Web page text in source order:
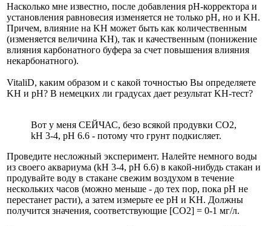
Насколько мне известно, после добавления pH-корректора и
установления равновесия изменяется не только pH, но и KH.
Причем, влияние на KH может быть как количественным
(изменяется величина KH), так и качественным (понижение
влияния карбонатного буфера за счет повышения влияния
некарбонатного).
VitaliD, каким образом и с какой точностью Вы определяете
KH и pH? В немецких ли градусах дает результат KH-тест?
Вот у меня СЕЙЧАС, безо всякой продувки CO2,
kH 3-4, pH 6.6 - потому что грунт подкисляет.
Проведите несложный эксперимент. Налейте немного воды
из своего аквариума (kH 3-4, pH 6.6) в какой-нибудь стакан и
продувайте воду в стакане свежим воздухом в течение
нескольких часов (можно меньше - до тех пор, пока pH не
перестанет расти), а затем измерьте ее pH и KH. Должны
получится значения, соответствующие [CO2] = 0-1 мг/л.